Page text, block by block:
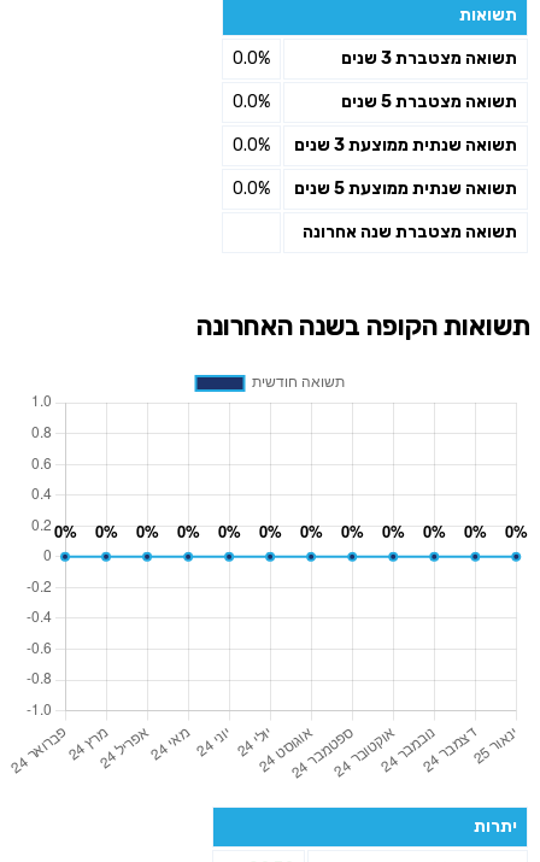
תשואות
תשואה מצטברת 3 שנים 0.0%
תשואה מצטברת 5 שנים 0.0%
תשואה שנתית ממוצעת 3 שנים 0.0%
תשואה שנתית ממוצעת 5 שנים 0.0%
תשואה מצטברת שנה אחרונה
תשואות הקופה בשנה האחרונה
יתרות